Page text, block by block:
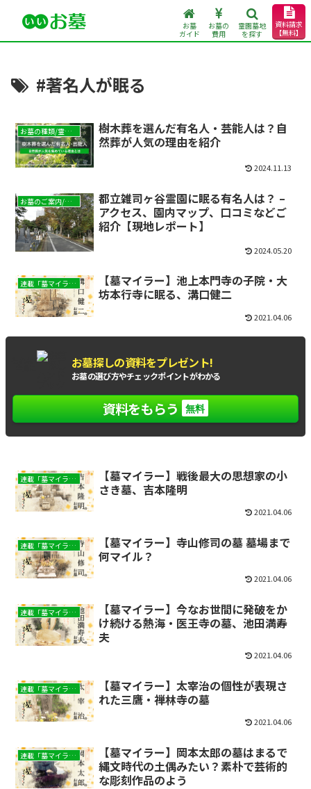
お墓
ガイド
お墓の
費用
霊園墓地
を探す
資料請求
【無料】
#著名人が眠る
お墓の種類/霊園墓地と墓石
樹木葬を選んだ有名人・芸能人は？自
然葬が人気の理由を紹介
2024.11.13
お墓のご案内/現地レポート
都立雑司ヶ谷霊園に眠る有名人は？ –
アクセス、園内マップ、口コミなどご
紹介【現地レポート】
2024.05.20
連載「墓マイラー」
【墓マイラー】池上本門寺の子院・大
坊本行寺に眠る、溝口健二
2021.04.06
もれなく お墓探しの資料をプレゼント!
お墓の選び方やチェックポイントがわかる
資料をもらう 無料
連載「墓マイラー」
【墓マイラー】戦後最大の思想家の小
さき墓、吉本隆明
2021.04.06
連載「墓マイラー」
【墓マイラー】寺山修司の墓 墓場まで
何マイル？
2021.04.06
連載「墓マイラー」
【墓マイラー】今なお世間に発破をか
け続ける熱海・医王寺の墓、池田満寿
夫
2021.04.06
連載「墓マイラー」
【墓マイラー】太宰治の個性が表現さ
れた三鷹・禅林寺の墓
2021.04.06
連載「墓マイラー」
【墓マイラー】岡本太郎の墓はまるで
縄文時代の土偶みたい？素朴で芸術的
な彫刻作品のよう